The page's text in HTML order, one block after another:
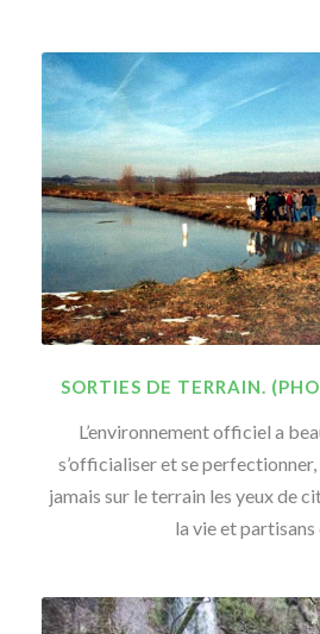
SORTIES DE TERRAIN.
L’environnement officiel a
s’officialiser et se
jamais sur le terrain les yeux de
la vie et